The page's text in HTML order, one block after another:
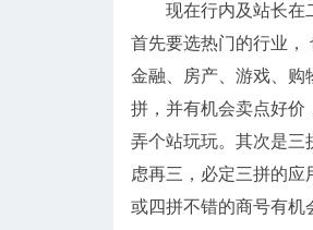
现在行内及站长在二
首先要选热门的行业，
金融、房产、游戏、购
拼，并有机会卖点好价
弄个站玩玩。其次是三
虑再三，必定三拼的
或四拼不错的商号有机